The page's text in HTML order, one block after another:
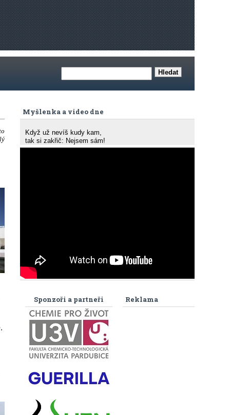
Myšlenka a video dne
Když už nevíš kudy kam,
tak si zakřič: Nejsem sám!
Reklama
Sponzoři a partneři